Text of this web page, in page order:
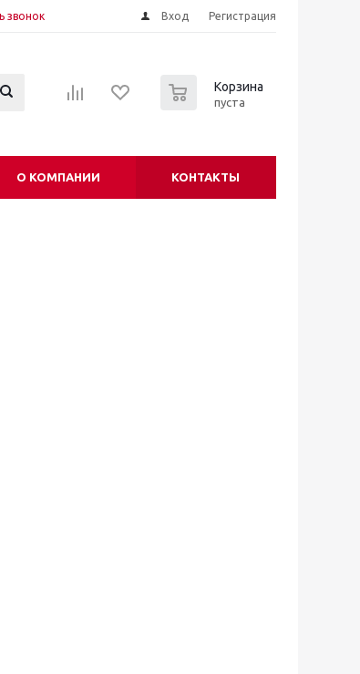
звонок Вход Регистрация
Корзина
пуста
О КОМПАНИИ КОНТАКТЫ